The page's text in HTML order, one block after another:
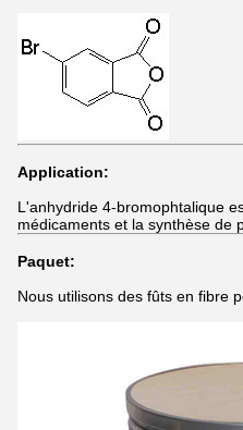
Application:
L'anhydride 4-bromophtalique
médicaments et la synthèse de
Paquet:
Nous utilisons des fûts en fibre